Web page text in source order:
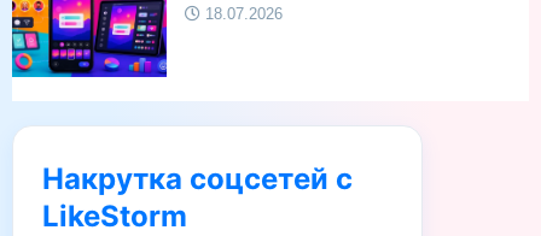
18.07.2026
Накрутка соцсетей с
LikeStorm